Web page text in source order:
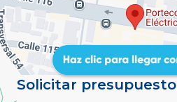
Solicitar presupuesto